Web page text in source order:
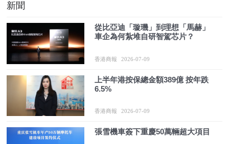
新聞
從比亞迪「‌璇璣」到‌理想「馬赫」
車企為何紮堆自研智駕芯片？
香港商報 2026-07-09
上半年港按保總金額389億 按年跌
6.5%
香港商報 2026-07-09
張雪機車簽下重慶50萬輛超大項目